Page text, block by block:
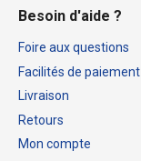
Besoin d'aide ?
Foire aux questions
Facilités de paiement
Livraison
Retours
Mon compte